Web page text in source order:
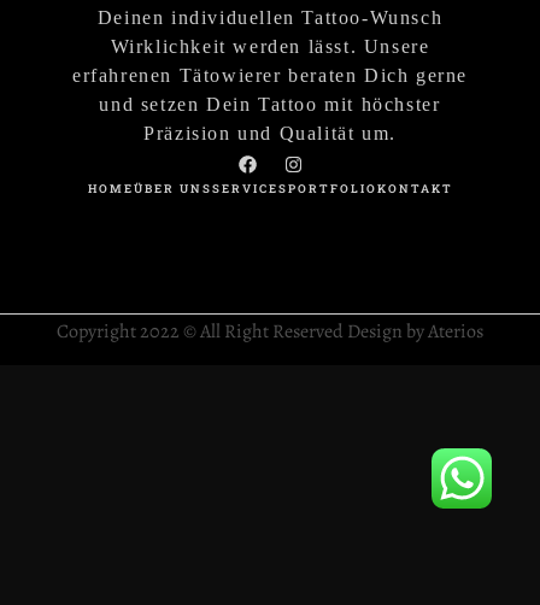
Deinen individuellen Tattoo-Wunsch
Wirklichkeit werden lässt. Unsere
erfahrenen Tätowierer beraten Dich gerne
und setzen Dein Tattoo mit höchster
Präzision und Qualität um.
HOMEÜBER UNSSERVICESPORTFOLIOKONTAKT
Copyright 2022 © All Right Reserved Design by Aterios